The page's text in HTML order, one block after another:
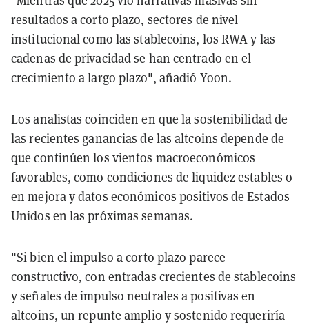
resultados a corto plazo, sectores de nivel
institucional como las stablecoins, los RWA y las
cadenas de privacidad se han centrado en el
crecimiento a largo plazo", añadió Yoon.
Los analistas coinciden en que la sostenibilidad de
las recientes ganancias de las altcoins depende de
que continúen los vientos macroeconómicos
favorables, como condiciones de liquidez estables o
en mejora y datos económicos positivos de Estados
Unidos en las próximas semanas.
"Si bien el impulso a corto plazo parece
constructivo, con entradas crecientes de stablecoins
y señales de impulso neutrales a positivas en
altcoins, un repunte amplio y sostenido requeriría